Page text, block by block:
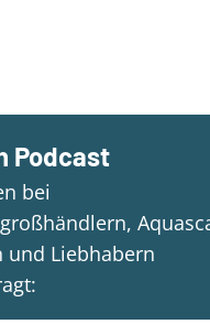
Podcast
bei
und Liebhabern